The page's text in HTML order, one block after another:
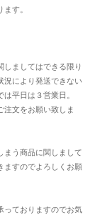
す。
しましてはできる限り
況により発送できない
平日は３営業日。
注文をお願い致しま
う商品に関しまして
ますのでよろしくお願
っておりますのでお気